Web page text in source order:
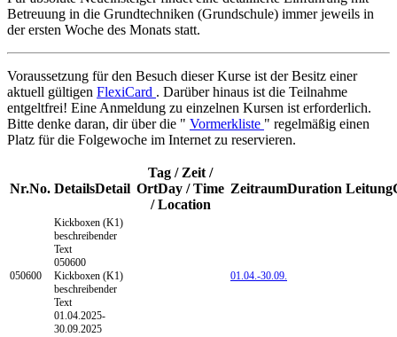
Betreuung in die Grundtechniken (Grundschule) immer jeweils in
der ersten Woche des Monats statt.
Voraussetzung für den Besuch dieser Kurse ist der Besitz einer
aktuell gültigen FlexiCard . Darüber hinaus ist die Teilnahme
entgeltfrei! Eine Anmeldung zu einzelnen Kursen ist erforderlich.
Bitte denke daran, dir über die " Vormerkliste " regelmäßig einen
Platz für die Folgewoche im Internet zu reservieren.
Nr.No. DetailsDetail
Tag / Zeit /
OrtDay / Time
/ Location
ZeitraumDuration Leitung
050600
Kickboxen (K1)
beschreibender
Text
050600
Kickboxen (K1)
beschreibender
Text
01.04.2025-
30.09.2025
01.04.-30.09.